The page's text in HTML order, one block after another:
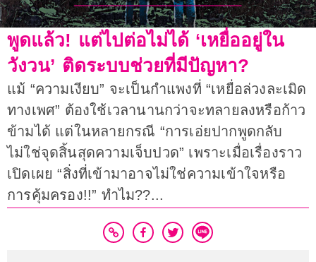
พูดแล้ว! แต่ไปต่อไม่ได้ ‘เหยื่ออยู่ใน
วังวน’ ติดระบบช่วยที่มีปัญหา?
แม้ “ความเงียบ” จะเป็นกำแพงที่ “เหยื่อล่วงละเมิด
ทางเพศ” ต้องใช้เวลานานกว่าจะทลายลงหรือก้าว
ข้ามได้ แต่ในหลายกรณี “การเอ่ยปากพูดกลับ
ไม่ใช่จุดสิ้นสุดความเจ็บปวด” เพราะเมื่อเรื่องราว
เปิดเผย “สิ่งที่เข้ามาอาจไม่ใช่ความเข้าใจหรือ
การคุ้มครอง!!” ทำไม??...